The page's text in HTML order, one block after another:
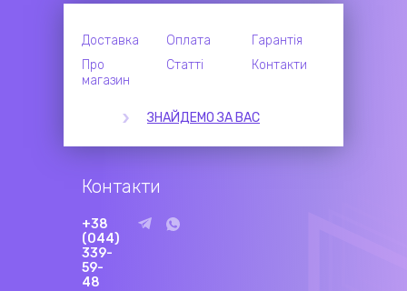
Доставка Оплата
Гарантія
Про
магазин
Статті Контакти
ЗНАЙДЕМО ЗА ВАС
Контакти
+38
(044)
339-
59-
48